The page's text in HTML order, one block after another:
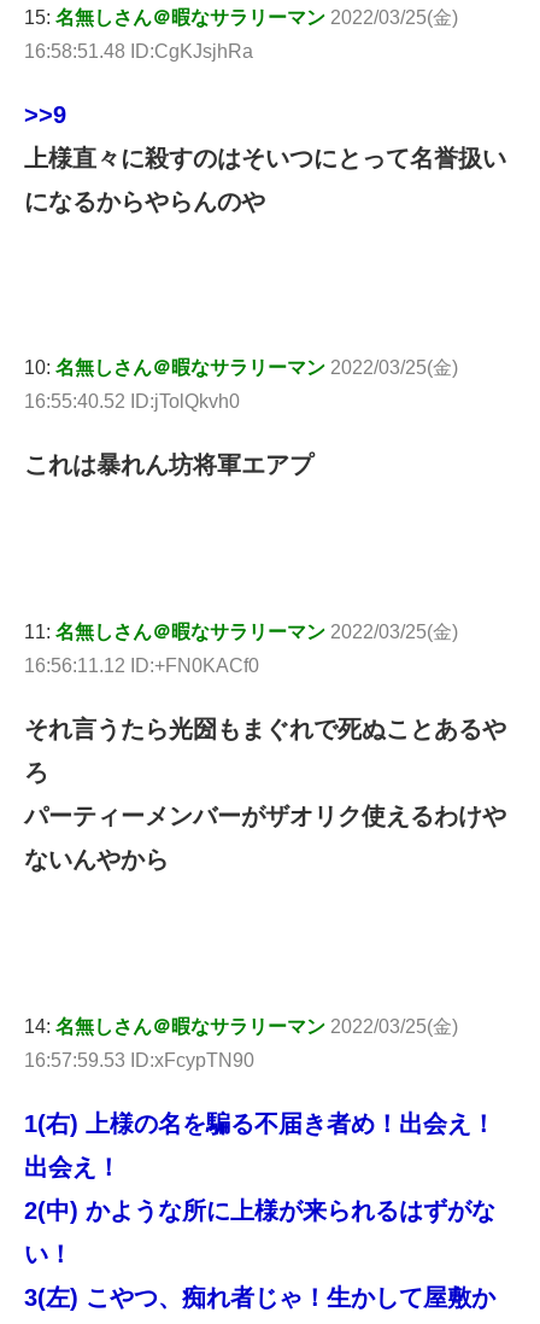
15: 名無しさん＠暇なサラリーマン 2022/03/25(金)
16:58:51.48 ID:CgKJsjhRa
>>9
上様直々に殺すのはそいつにとって名誉扱い
になるからやらんのや
10: 名無しさん＠暇なサラリーマン 2022/03/25(金)
16:55:40.52 ID:jTolQkvh0
これは暴れん坊将軍エアプ
11: 名無しさん＠暇なサラリーマン 2022/03/25(金)
16:56:11.12 ID:+FN0KACf0
それ言うたら光圀もまぐれで死ぬことあるや
ろ
パーティーメンバーがザオリク使えるわけや
ないんやから
14: 名無しさん＠暇なサラリーマン 2022/03/25(金)
16:57:59.53 ID:xFcypTN90
1(右) 上様の名を騙る不届き者め！出会え！
出会え！
2(中) かような所に上様が来られるはずがな
い！
3(左) こやつ、痴れ者じゃ！生かして屋敷か